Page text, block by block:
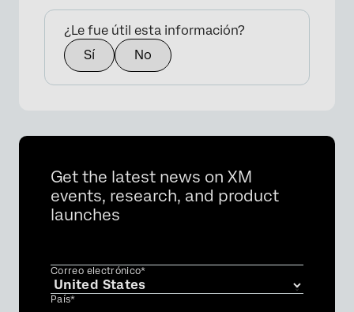
¿Le fue útil esta información?
Sí
No
Get the latest news on XM
events, research, and product
launches
Correo electrónico*
País*